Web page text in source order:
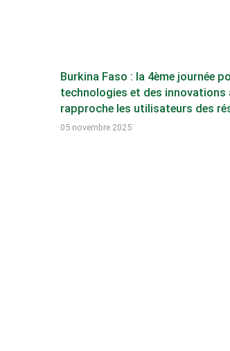
Burkina Faso : la 4ème journée
technologies et des innovations
rapproche les utilisateurs des
05 novembre 2025